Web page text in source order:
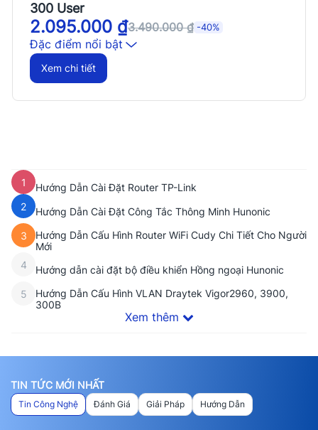
300 User
2.095.000 ₫3.490.000₫ -40%
Đặc điểm nổi bật
Wi-Fi băng tần kép 4 luồng chuẩn Wi-Fi 6
Tốc độ Wi-Fi 5Ghz: 2402 Mbps + 2.4Ghz: 574
Xem thêm
Xem chi tiết
1
Hướng Dẫn Cài Đặt Router TP-Link
2
Hướng Dẫn Cài Đặt Công Tắc Thông Minh Hunonic
3
Hướng Dẫn Cấu Hình Router WiFi Cudy Chi Tiết Cho Người
Mới
4
Hướng dẫn cài đặt bộ điều khiển Hồng ngoại Hunonic
5
Hướng Dẫn Cấu Hình VLAN Draytek Vigor2960, 3900,
300B
Xem thêm
TIN TỨC MỚI NHẤT
Tin Công Nghệ Đánh Giá Giải Pháp Hướng Dẫn